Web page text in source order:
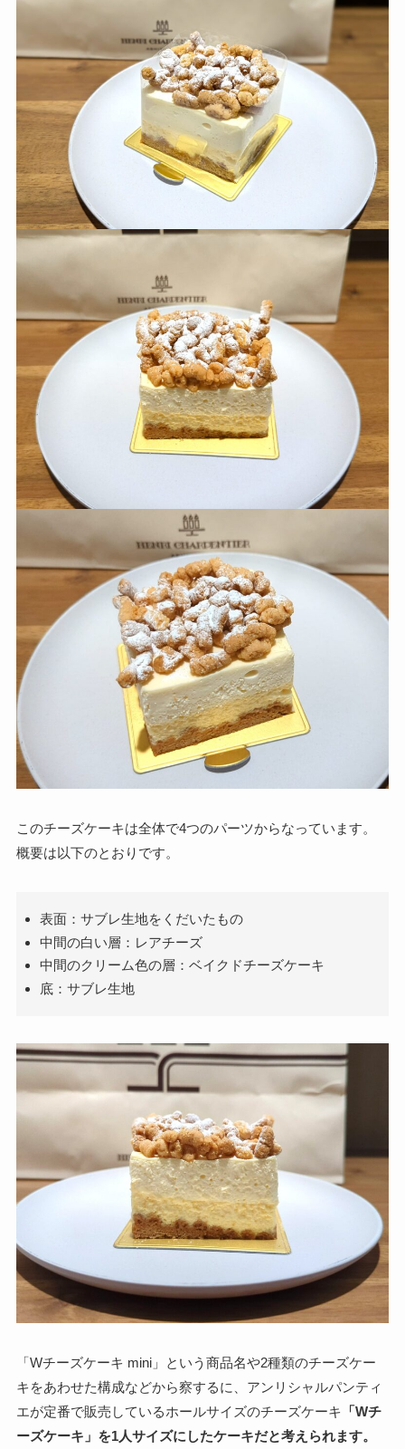
このチーズケーキは全体で4つのパーツからなっています。
概要は以下のとおりです。
表面：サブレ生地をくだいたもの
中間の白い層：レアチーズ
中間のクリーム色の層：ベイクドチーズケーキ
底：サブレ生地
「Wチーズケーキ mini」という商品名や2種類のチーズケー
キをあわせた構成などから察するに、アンリシャルパンティ
エが定番で販売しているホールサイズのチーズケーキ 「Wチ
ーズケーキ」を1人サイズにしたケーキだと考えられます。